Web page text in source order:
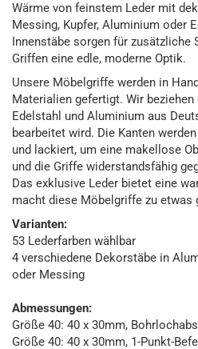
Wärme von feinstem Leder mit
Messing, Kupfer, Aluminium oder
Innenstäbe sorgen für zusätzliche
Griffen eine edle, moderne Optik.
Unsere Möbelgriffe werden in
Materialien gefertigt. Wir beziehen
Edelstahl und Aluminium aus
bearbeitet wird. Die Kanten
und lackiert, um eine makellose
und die Griffe widerstandsfähig
Das exklusive Leder bietet eine
macht diese Möbelgriffe zu etwas
Varianten:
53 Lederfarben wählbar
4 verschiedene Dekorstäbe in
oder Messing
Abmessungen:
Größe 40: 40 x 30mm,
Größe 40: 40 x 30mm, 1-Punkt-